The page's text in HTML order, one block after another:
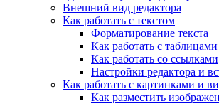
Внешний вид редактора
Как работать с текстом
Форматирование текста
Как работать с таблицами
Как работать со ссылками
Настройки редактора и
Как работать с картинками и
Как разместить